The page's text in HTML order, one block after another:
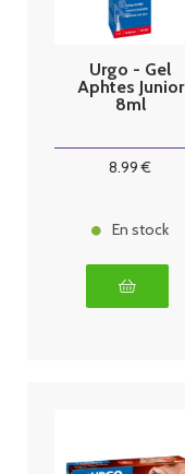
Urgo - Gel
Aphtes Junior
8ml
8.99 €
En stock